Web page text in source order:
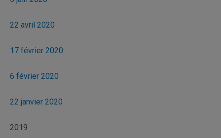
22 avril 2020
17 février 2020
6 février 2020
22 janvier 2020
2019